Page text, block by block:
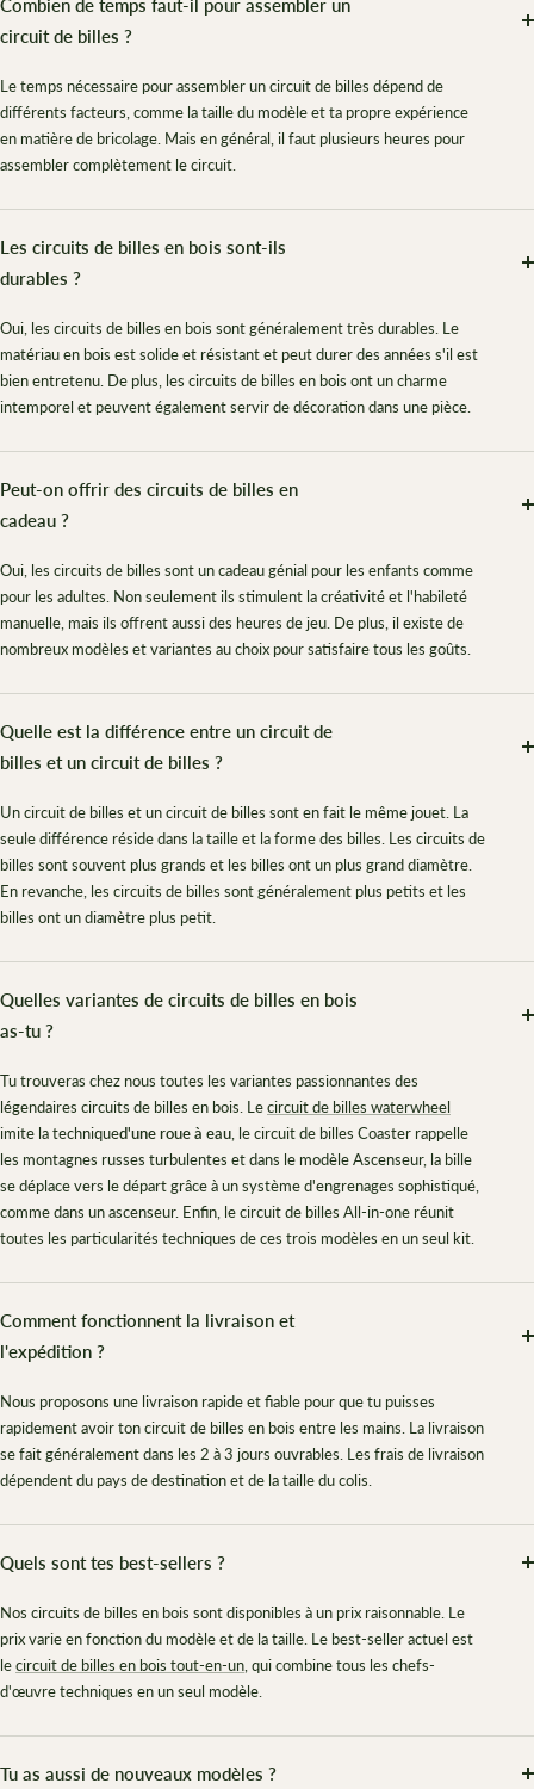
Combien de temps faut-il pour assembler un
circuit de billes ?
Le temps nécessaire pour assembler un circuit de billes dépend de
différents facteurs, comme la taille du modèle et ta propre expérience
en matière de bricolage. Mais en général, il faut plusieurs heures pour
assembler complètement le circuit.
Les circuits de billes en bois sont-ils
durables ?
Oui, les circuits de billes en bois sont généralement très durables. Le
matériau en bois est solide et résistant et peut durer des années s'il est
bien entretenu. De plus, les circuits de billes en bois ont un charme
intemporel et peuvent également servir de décoration dans une pièce.
Peut-on offrir des circuits de billes en
cadeau ?
Oui, les circuits de billes sont un cadeau génial pour les enfants comme
pour les adultes. Non seulement ils stimulent la créativité et l'habileté
manuelle, mais ils offrent aussi des heures de jeu. De plus, il existe de
nombreux modèles et variantes au choix pour satisfaire tous les goûts.
Quelle est la différence entre un circuit de
billes et un circuit de billes ?
Un circuit de billes et un circuit de billes sont en fait le même jouet. La
seule différence réside dans la taille et la forme des billes. Les circuits de
billes sont souvent plus grands et les billes ont un plus grand diamètre.
En revanche, les circuits de billes sont généralement plus petits et les
billes ont un diamètre plus petit.
Quelles variantes de circuits de billes en bois
as-tu ?
Tu trouveras chez nous toutes les variantes passionnantes des
légendaires circuits de billes en bois. Lecircuit de billes waterwheel
imite la techniqued'une roue à eau , le circuit de billes Coaster rappelle
les montagnes russes turbulentes et dans le modèle Ascenseur, la bille
se déplace vers le départ grâce à un système d'engrenages sophistiqué,
comme dans un ascenseur. Enfin, le circuit de billes All-in-one réunit
toutes les particularités techniques de ces trois modèles en un seul kit.
Comment fonctionnent la livraison et
l'expédition ?
Nous proposons une livraison rapide et fiable pour que tu puisses
rapidement avoir ton circuit de billes en bois entre les mains. La livraison
se fait généralement dans les 2 à 3 jours ouvrables. Les frais de livraison
dépendent du pays de destination et de la taille du colis.
Quels sont tes best-sellers ?
Nos circuits de billes en bois sont disponibles à un prix raisonnable. Le
prix varie en fonction du modèle et de la taille. Le best-seller actuel est
lecircuit de billes en bois tout-en-un , qui combine tous les chefs-
d'œuvre techniques en un seul modèle.
Tu as aussi de nouveaux modèles ?